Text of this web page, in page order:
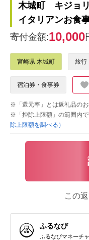
木城町 キジョ
イタリアンお
寄付金額:10,000
宮崎県 木城町 旅行
宿泊券・食事券
※「還元率」とは返礼品の
※「控除上限額」の範囲内
除上限額を調べる）
この
ふるなび
ふるなびマネーチ